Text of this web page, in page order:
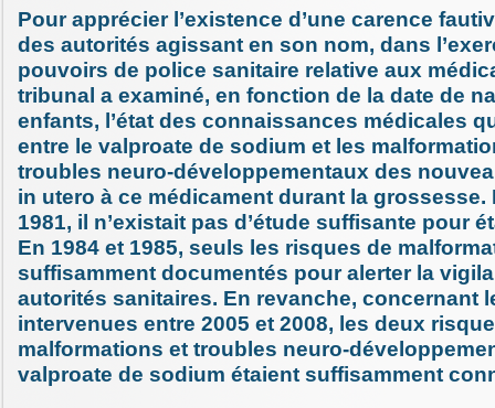
Pour apprécier l’existence d’une carence
des autorités agissant en son nom, dans
pouvoirs de police sanitaire relative aux
tribunal a examiné, en fonction de la date de
enfants, l’état des connaissances médicales
entre le valproate de sodium et les
troubles neuro-développementaux des
in utero à ce médicament durant la grossesse.
1981, il n’existait pas d’étude suffisante pour
En 1984 et 1985, seuls les risques de
suffisamment documentés pour alerter la
autorités sanitaires. En revanche, concernant
intervenues entre 2005 et 2008, les deux
malformations et troubles neuro-
valproate de sodium étaient suffisamment